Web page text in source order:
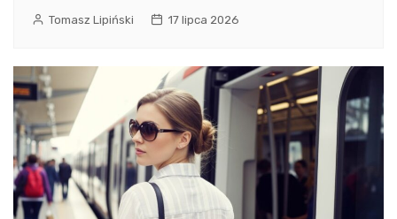
Tomasz Lipiński 17 lipca 2026